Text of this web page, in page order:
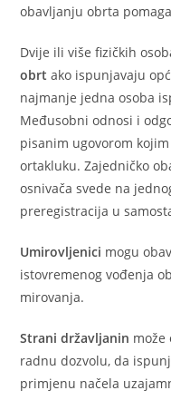
obavljanju obrta
Dvije ili više fizičkih
obrtako ispunjavaju
najmanje jedna osoba
Međusobni odnosi i
pisanim ugovorom
ortakluku. Zajedničko
osnivača svede na
preregistracija u
Umirovljenici mogu
istovremenog vođenja
mirovanja.
Strani državljanin može
radnu dozvolu, da
primjenu načela